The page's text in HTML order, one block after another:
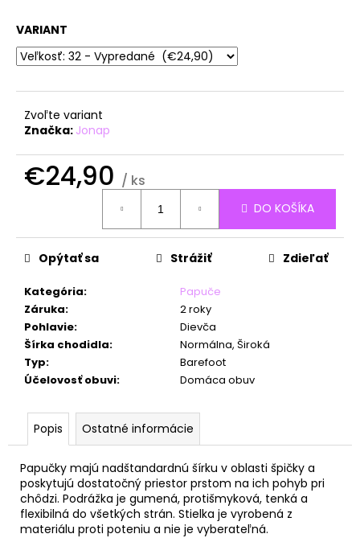
VARIANT
Zvoľte variant
Značka: Jonap
€24,90 / ks
DO KOŠÍKA
Kategória:
Papuče
Záruka:
2 roky
Pohlavie:
Dievča
Šírka chodidla:
Normálna, Široká
Typ:
Barefoot
Účelovosť obuvi: Domáca obuv
Opýtať sa Strážiť Zdieľať
Popis Ostatné informácie
Papučky majú nadštandardnú šírku v oblasti špičky a
poskytujú dostatočný priestor prstom na ich pohyb pri
chôdzi. Podrážka je gumená, protišmyková, tenká a
flexibilná do všetkých strán. Stielka je vyrobená z
materiálu proti poteniu a nie je vyberateľná.
á
j
s
?
HĽADAŤ
O
p
o
ú
č
a